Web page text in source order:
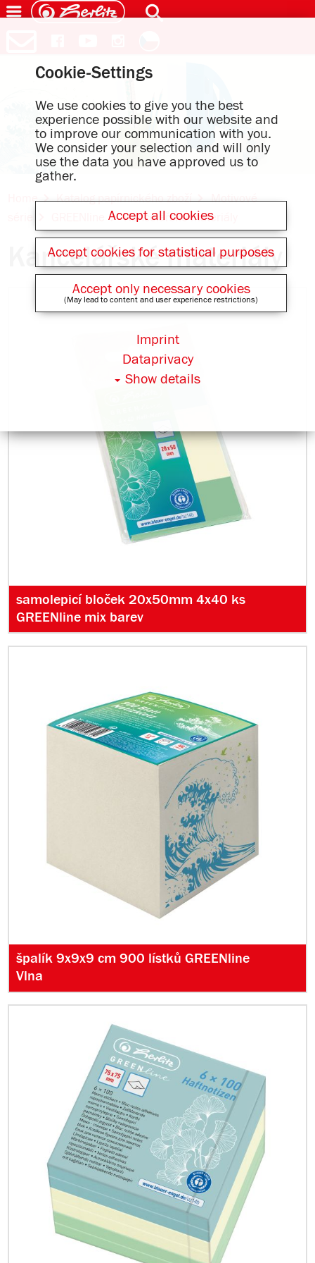
Home Katalog papírnického zboží
Motivové
Kancelářské materiály
Kancelářské materiály
samolepicí bloček 20x50mm 4x40 ks
GREENline mix barev
špalík 9x9x9 cm 900 lístků GREENline
Vlna
Cookie-Settings
We use cookies to give you the best
experience possible with our website and
to improve our communication with you.
We consider your selection and will only
use the data you have approved us to
gather.
Accept all cookies
Accept cookies for statistical purposes
Accept only necessary cookies
(May lead to content and user experience restrictions)
Show details
Dataprivacy
Imprint